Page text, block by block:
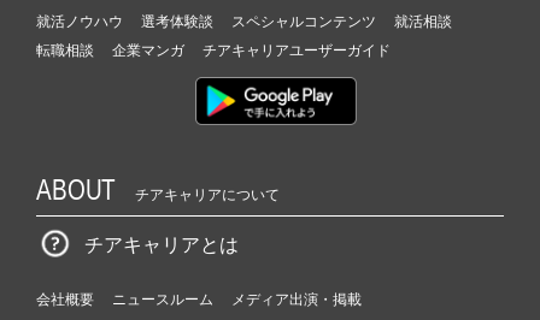
就活ノウハウ 選考体験談 スペシャルコンテンツ
就活相談
転職相談
企業マンガ チアキャリアユーザーガイド
ABOUT チアキャリアについて
チアキャリアとは
会社概要 ニュースルーム
メディア出演・掲載